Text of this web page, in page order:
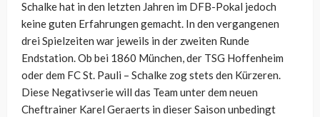
Schalke hat in den letzten Jahren im DFB-Pokal jedoch
keine guten Erfahrungen gemacht. In den vergangenen
drei Spielzeiten war jeweils in der zweiten Runde
Endstation. Ob bei 1860 München, der TSG Hoffenheim
oder dem FC St. Pauli – Schalke zog stets den Kürzeren.
Diese Negativserie will das Team unter dem neuen
Cheftrainer Karel Geraerts in dieser Saison unbedingt